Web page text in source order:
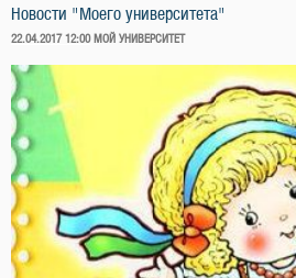
Новости "Моего университета"
ОПУБЛИКОВАНО
22.04.2017 12:00 МОЙ УНИВЕРСИТЕТ